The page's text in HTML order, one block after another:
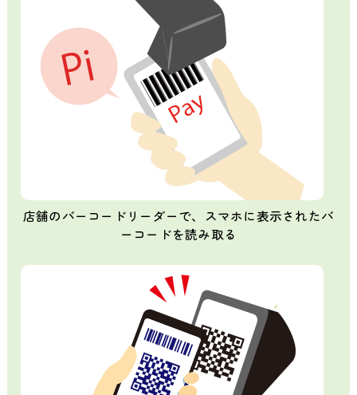
店舗のバーコードリーダーで、スマホに表示されたバ
ーコードを読み取る